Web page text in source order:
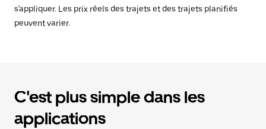
s'appliquer. Les prix réels des trajets et des trajets planifiés
peuvent varier.
C'est plus simple dans les
applications